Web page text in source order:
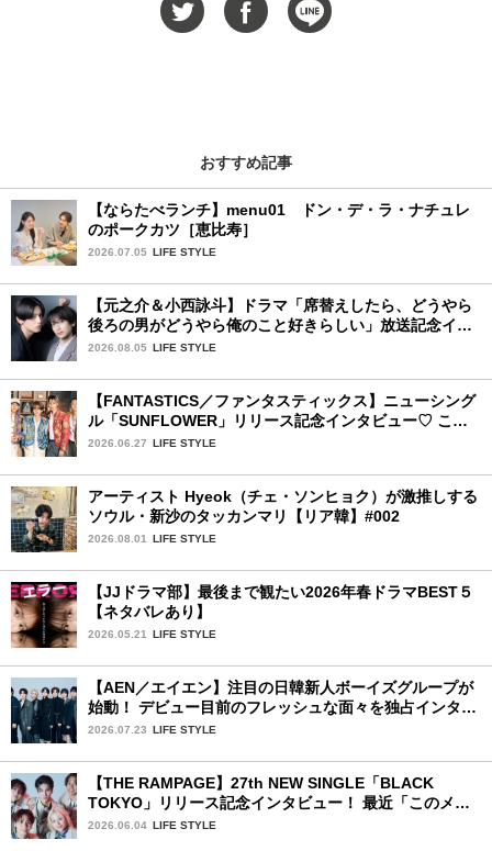
おすすめ記事
【ならたべランチ】menu01 ドン・デ・ラ・ナチュレ
のポークカツ［恵比寿］
2026.07.05 LIFE STYLE
【元之介＆小西詠斗】ドラマ「席替えしたら、どうやら
後ろの男がどうやら俺のこと好きらしい」放送記念イン
タビュー♡ 「自然と詠斗くんが可愛く見えたんです」
2026.08.05 LIFE STYLE
【FANTASTICS／ファンタスティックス】ニューシング
ル「SUNFLOWER」リリース記念インタビュー♡ この
夏楽しみにしていることは？
2026.06.27 LIFE STYLE
アーティスト Hyeok（チェ・ソンヒョク）が激推しする
ソウル・新沙のタッカンマリ【リア韓】#002
2026.08.01 LIFE STYLE
【JJドラマ部】最後まで観たい2026年春ドラマBEST５
【ネタバレあり】
2026.05.21 LIFE STYLE
【AEN／エイエン】注目の日韓新人ボーイズグループが
始動！ デビュー目前のフレッシュな面々を独占インタビ
ュー。7人の魅力に迫ります♪
2026.07.23 LIFE STYLE
【THE RAMPAGE】27th NEW SINGLE「BLACK
TOKYO」リリース記念インタビュー！ 最近「このメン
バー、男らしいな」と感じた瞬間は？
2026.06.04 LIFE STYLE